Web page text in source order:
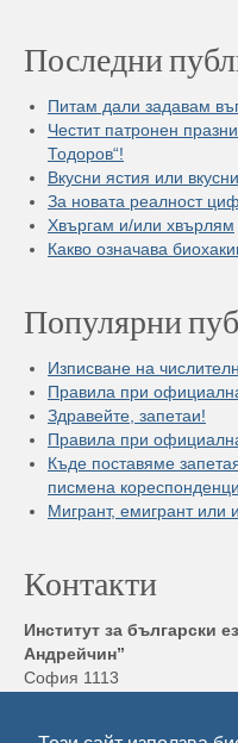
Последни
Питам дали задавам
Честит патронен
Тодоров“!
Вкусни ястия или
За новата реалност
Хвъргам и/или хвърлям
Какво означава
Популярни
Изписване на
Правила при
Здравейте, запетаи!
Правила при
Къде поставяме
писмена
Мигрант, емигрант или
Контакти
Институт за български
Андрейчин”
София 1113